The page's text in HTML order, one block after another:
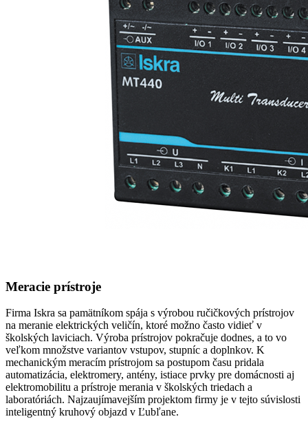
Meracie prístroje
Firma Iskra sa pamätníkom spája s výrobou ručičkových prístrojov
na meranie elektrických veličín, ktoré možno často vidieť v
školských laviciach. Výroba prístrojov pokračuje dodnes, a to vo
veľkom množstve variantov vstupov, stupníc a doplnkov. K
mechanickým meracím prístrojom sa postupom času pridala
automatizácia, elektromery, antény, istiace prvky pre domácnosti aj
elektromobilitu a prístroje merania v školských triedach a
laboratóriách. Najzaujímavejším projektom firmy je v tejto súvislosti
inteligentný kruhový objazd v Ľubľane.